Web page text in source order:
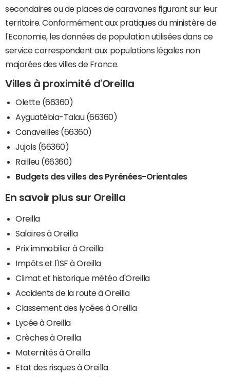
secondaires ou de places de caravanes figurant sur leur
territoire. Conformément aux pratiques du ministère de
l'Economie, les données de population utilisées dans ce
service correspondent aux populations légales non
majorées des villes de France.
Villes à proximité d'Oreilla
Olette (66360)
Ayguatébia-Talau (66360)
Canaveilles (66360)
Jujols (66360)
Railleu (66360)
Budgets des villes des Pyrénées-Orientales
En savoir plus sur Oreilla
Oreilla
Salaires à Oreilla
Prix immobilier à Oreilla
Impôts et l'ISF à Oreilla
Climat et historique météo d'Oreilla
Accidents de la route à Oreilla
Classement des lycées à Oreilla
Lycée à Oreilla
Crèches à Oreilla
Maternités à Oreilla
Etat des risques à Oreilla